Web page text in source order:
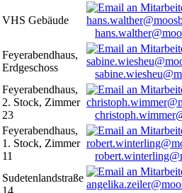
VHS Gebäude
Feyerabendhaus,
Erdgeschoss
Feyerabendhaus,
2. Stock, Zimmer
23
Feyerabendhaus,
1. Stock, Zimmer
11
Sudetenlandstraße
14